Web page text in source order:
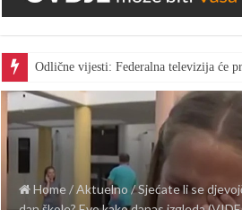
Odlične vijesti: Federalna televizija će
Home/Aktuelno /Sjećate li se